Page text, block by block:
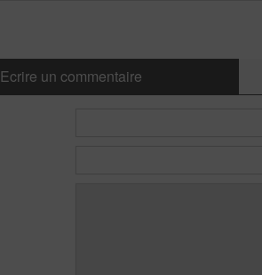
Ecrire un commentaire